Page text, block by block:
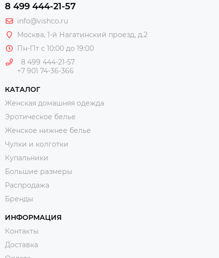
8 499 444-21-57
info@vishco.ru
Москва, 1-й Нагатинский проезд, д.2
Пн-Пт с 10:00 до 19:00
8 499 444-21-57
+7 901 74-36-366
КАТАЛОГ
Женская домашняя одежда
Эротическое белье
Женское нижнее белье
Чулки и колготки
Купальники
Большие размеры
Распродажа
Бренды
ИНФОРМАЦИЯ
Контакты
Доставка